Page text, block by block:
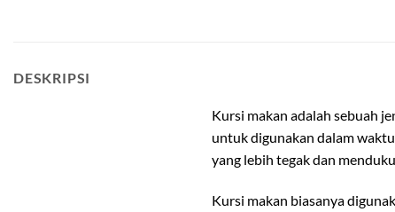
DESKRIPSI
Kursi makan adalah sebuah
untuk digunakan dalam
yang lebih tegak dan
Kursi makan biasanya